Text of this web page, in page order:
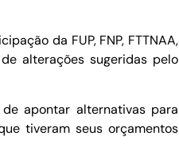
da FUP, FNP, FTTNAA,
alterações sugeridas pelo
apontar alternativas para
tiveram seus orçamentos